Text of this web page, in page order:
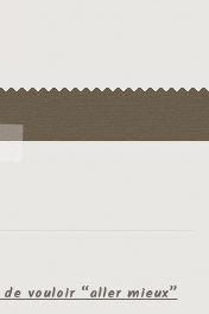
vouloir “aller mieux”